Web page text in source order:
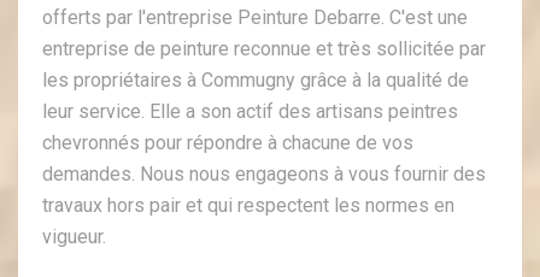
offerts par l'entreprise Peinture Debarre. C'est une
entreprise de peinture reconnue et très sollicitée par
les propriétaires à Commugny grâce à la qualité de
leur service. Elle a son actif des artisans peintres
chevronnés pour répondre à chacune de vos
demandes. Nous nous engageons à vous fournir des
travaux hors pair et qui respectent les normes en
vigueur.